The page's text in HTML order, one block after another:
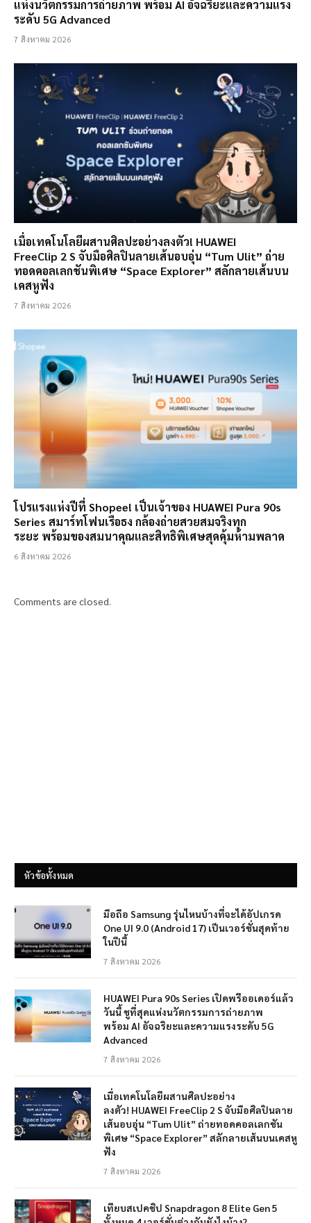
แห่งนวัตกรรมการถ่ายภาพ พร้อม AI อัจฉริยะและความแรง
ระดับ 5G Advanced
7 สิงหาคม 2026
เมื่อเทคโนโลยีผสานศิลปะอย่างลงตัว! HUAWEI
FreeClip 2 S จับมือศิลปินลายเส้นอบอุ่น “Tum Ulit” ถ่าย
ทอดคอลเลกชันพิเศษ “Space Explorer” สลักลายเส้นบน
เคสหูฟัง
7 สิงหาคม 2026
โปรแรงแห่งปีที่ Shopee! เป็นเจ้าของ HUAWEI Pura 90s
Series สมาร์ทโฟนเรือธง กล้องถ่ายสวยสมจริงทุก
ระยะ พร้อมของสมนาคุณและสิทธิพิเศษสุดคุ้มห้ามพลาด
6 สิงหาคม 2026
Comments are closed.
หัวข้อทั้งหมด
มือถือ Samsung รุ่นไหนบ้างที่จะได้อัปเกรด
One UI 9.0 (Android 17) เป็นเวอร์ชั่นสุดท้าย
ในปีนี้
7 สิงหาคม 2026
HUAWEI Pura 90s Series เปิดพรีออเดอร์แล้ว
วันนี้ ชูที่สุดแห่งนวัตกรรมการถ่ายภาพ
พร้อม AI อัจฉริยะและความแรงระดับ 5G
Advanced
7 สิงหาคม 2026
เมื่อเทคโนโลยีผสานศิลปะอย่าง
ลงตัว! HUAWEI FreeClip 2 S จับมือศิลปินลาย
เส้นอบอุ่น “Tum Ulit” ถ่ายทอดคอลเลกชัน
พิเศษ “Space Explorer” สลักลายเส้นบนเคสหู
ฟัง
7 สิงหาคม 2026
เทียบสเปคชิป Snapdragon 8 Elite Gen 5